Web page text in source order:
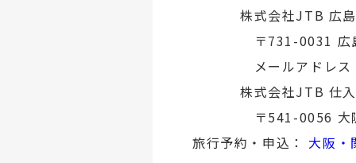
株式会社JTB 広
〒731-0031 広
メールアドレス
株式会社JTB 仕
〒541-0056 大
旅行予約・申込： 大阪・